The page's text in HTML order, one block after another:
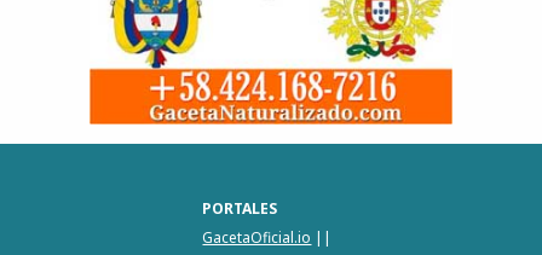
PORTALES
GacetaOficial.io ||